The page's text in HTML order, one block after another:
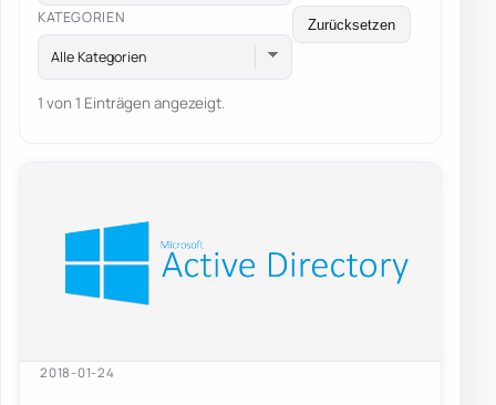
KATEGORIEN
Alle Kategorien
Zurücksetzen
1 von 1 Einträgen angezeigt.
2018-01-24